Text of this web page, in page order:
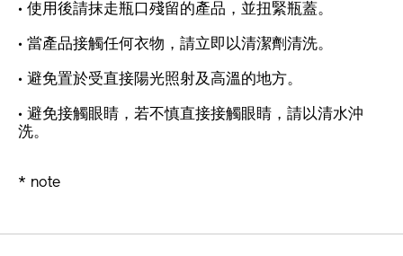
• 使用後請抹走瓶口殘留的產品，並扭緊瓶蓋。
• 當產品接觸任何衣物，請立即以清潔劑清洗。
• 避免置於受直接陽光照射及高溫的地方。
• 避免接觸眼睛，若不慎直接接觸眼睛，請以清水沖
洗。
* note